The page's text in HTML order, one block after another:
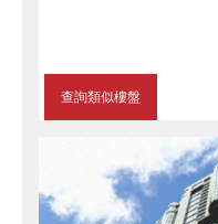
查詢類似樓盤